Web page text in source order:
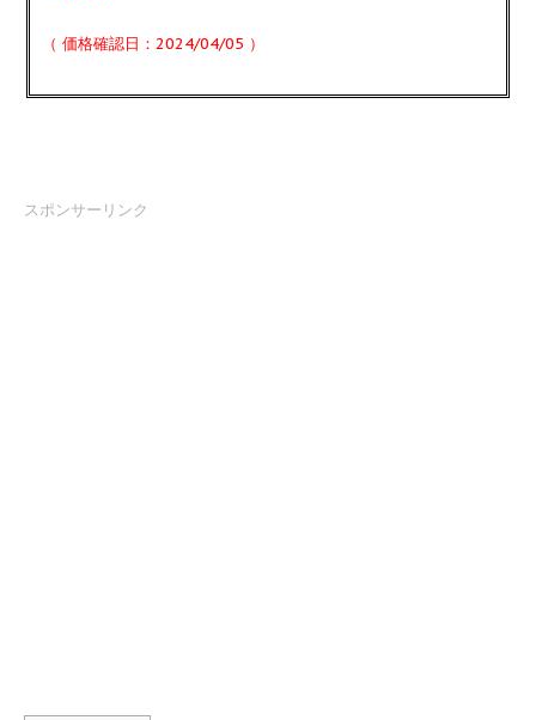
（ 価格確認日：2024/04/05 ）
スポンサーリンク